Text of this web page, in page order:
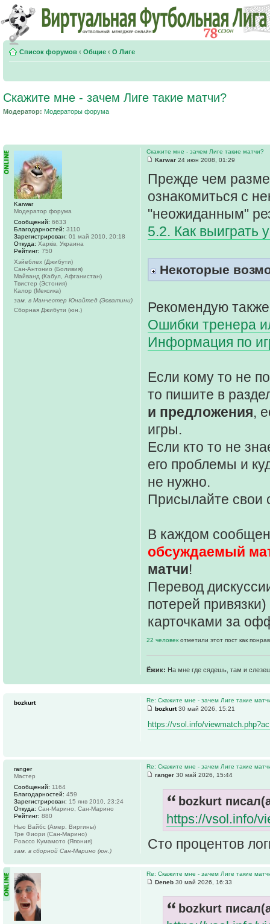
Список форумов ‹ Общие ‹ О Лиге
Скажите мне - зачем Лиге такие матчи?
Модератор: Модераторы форума
Скажите мне - зачем Лиге такие матчи?
Karwar 24 июн 2008, 01:29
Прежде чем
ознакомиться с
"неожиданным"
5.2. Как выиграть
Некоторые
Рекомендую
Ошибки тренера
Информация по
Если кому то не
то пишите в
и предложения,
игры.
Если кто то не
его проблемы и
не нужно.
Присылайте свои
В каждом
обсуждаемый
матчи!
Перевод
потерей
карточками за
22 человек отметили этот пост как
Ёжик: На мне где сядешь, там и
Karwar
Модератор форума
Сообщений: 6633
Благодарностей: 3110
Зарегистрирован: 01 май 2010, 20:18
Откуда: Харків, Украина
Рейтинг: 750
Хэйеблех (Джибути)
Сан-Антонио (Боливия)
Майванд (Кабул, Афганистан)
Твистер (Эстония)
Калор (Мексика)
зам. в Манчестер Юнайтед (Эсватини)
Сборная Джибути (юн.)
Re: Скажите мне - зачем Лиге такие
bozkurt30 май 2026, 15:21
https://vsol.info/
bozkurt
Re: Скажите мне - зачем Лиге такие
ranger 30 май 2026, 15:44
bozkurt
https://vsol.info/
Cто процентов
ranger
Мастер
Сообщений: 1164
Благодарностей: 459
Зарегистрирован: 15 янв 2010, 23:24
Откуда: Сан-Марино, Сан-Марино
Рейтинг: 880
Нью Вайбс (Амер. Виргины)
Тре Фиори (Сан-Марино)
Роассо Кумамото (Япония)
зам. в сборной Сан-Марино (юн.)
Re: Скажите мне - зачем Лиге такие
Deneb 30 май 2026, 16:33
bozkurt